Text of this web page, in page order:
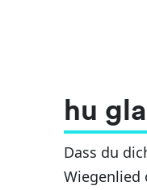
hu
Dass du
Wiegenlied